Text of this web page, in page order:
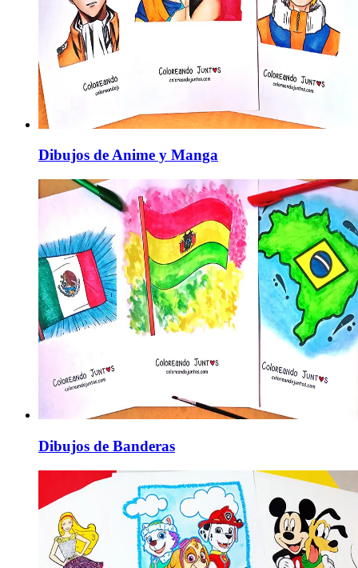
Dibujos de Anime y Manga
Dibujos de Banderas